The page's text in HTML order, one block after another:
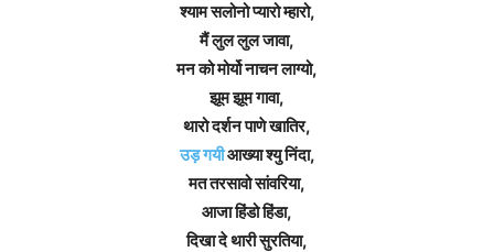
श्याम सलोनो प्यारो म्हारो,
मैं लुल लुल जावा,
मन को मोर्यो नाचन लाग्यो,
झूम झूम गावा,
थारो दर्शन पाणे खातिर,
उड़ गयीआख्या श्यु निंदा,
मत तरसावो सांवरिया,
आजा हिंडो हिंडा,
दिखा दे थारी सुरतिया,